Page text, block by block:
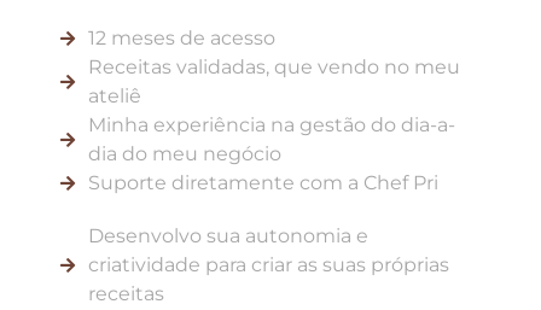
12 meses de acesso
Receitas validadas, que vendo no meu
ateliê
Minha experiência na gestão do dia-a-
dia do meu negócio
Suporte diretamente com a Chef Pri
Desenvolvo sua autonomia e
criatividade para criar as suas próprias
receitas